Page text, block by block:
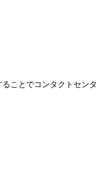
ことでコンタクトセンタ